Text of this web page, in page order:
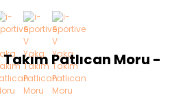
Patlıcan Moru -